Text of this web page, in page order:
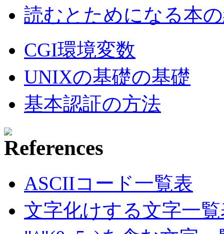
読むとためになる本
CGI環境変数
UNIXの基礎の基礎
基本認証の方法
ASCIIコード一覧表
文字化けする文字一